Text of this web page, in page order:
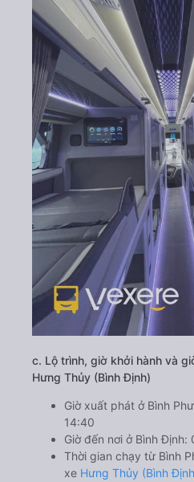
c. Lộ trình, giờ khởi hành và
Hưng Thủy (Bình Định)
Giờ xuất phát ở Bình
14:40
Giờ đến nơi ở Bình
Thời gian chạy từ Bình
xe Hưng Thủy (Bình